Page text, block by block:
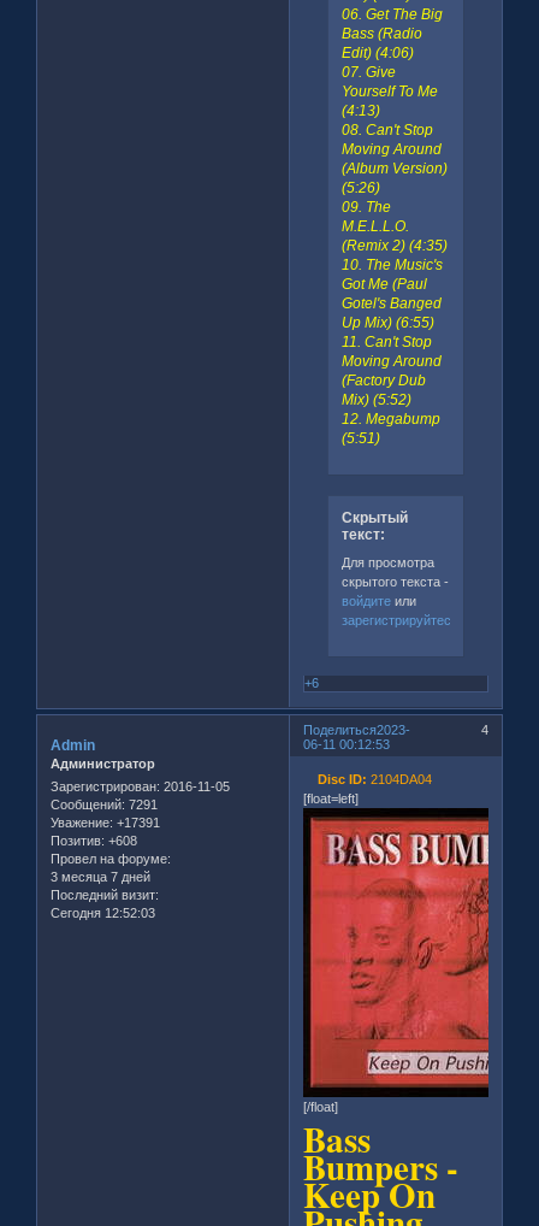
06. Get The Big
Bass (Radio
Edit) (4:06)
07. Give
Yourself To Me
(4:13)
08. Can't Stop
Moving Around
(Album Version)
(5:26)
09. The
M.E.L.L.O.
(Remix 2) (4:35)
10. The Music's
Got Me (Paul
Gotel's Banged
Up Mix) (6:55)
11. Can't Stop
Moving Around
(Factory Dub
Mix) (5:52)
12. Megabump
(5:51)
Скрытый
текст:
Для просмотра
скрытого текста -
войдитеили
зарегистрируйтесь
+6
Поделиться 4
2023-
06-11 00:12:53
Admin
Администратор
Зарегистрирован: 2016-11-05
Сообщений: 7291
Уважение: +17391
Позитив: +608
Провел на форуме:
3 месяца 7 дней
Последний визит:
Сегодня 12:52:03
Disc ID: 2104DA04
[float=left]
[/float]
Bass
Bumpers -
Keep On